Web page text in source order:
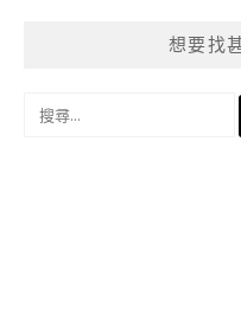
想要找